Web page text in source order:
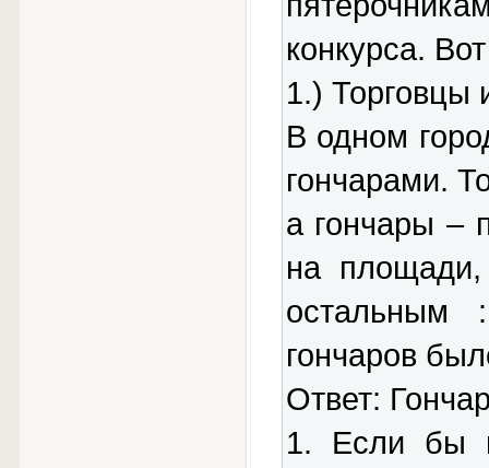
конкурса.
1.) Торговцы
В одном
гончарами.
а гончары –
на
остальным
гончаров
Ответ:
1. Если бы